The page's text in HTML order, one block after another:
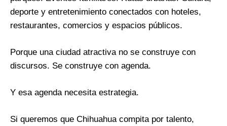
deporte y entretenimiento conectados con hoteles,
restaurantes, comercios y espacios públicos.
Porque una ciudad atractiva no se construye con
discursos. Se construye con agenda.
Y esa agenda necesita estrategia.
Si queremos que Chihuahua compita por talento,